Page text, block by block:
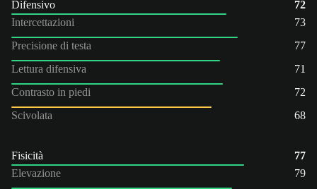
Difensivo
72
Intercettazioni
73
Precisione di testa
77
Lettura difensiva
71
Contrasto in piedi
72
Scivolata
68
Fisicità
77
Elevazione
79